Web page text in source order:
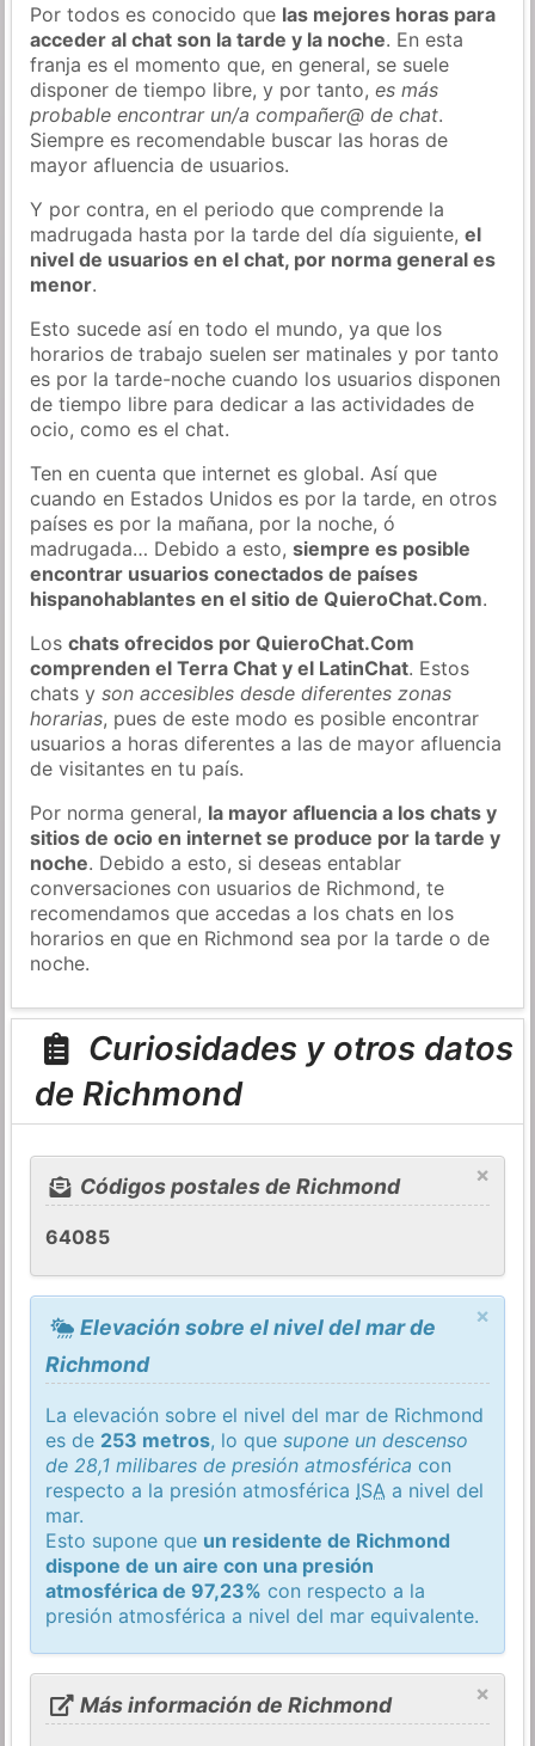
Por todos es conocido que las mejores horas para
acceder al chat son la tarde y la noche. En esta
franja es el momento que, en general, se suele
disponer de tiempo libre, y por tanto,es más
probable encontrar un/a compañer@ de chat.
Siempre es recomendable buscar las horas de
mayor afluencia de usuarios.
Y por contra, en el periodo que comprende la
madrugada hasta por la tarde del día siguiente,el
nivel de usuarios en el chat, por norma general es
menor.
Esto sucede así en todo el mundo, ya que los
horarios de trabajo suelen ser matinales y por tanto
es por la tarde-noche cuando los usuarios disponen
de tiempo libre para dedicar a las actividades de
ocio, como es el chat.
Ten en cuenta que internet es global. Así que
cuando en Estados Unidos es por la tarde, en otros
países es por la mañana, por la noche, ó
madrugada… Debido a esto,siempre es posible
encontrar usuarios conectados de países
hispanohablantes en el sitio de QuieroChat.Com.
Loschats ofrecidos por QuieroChat.Com
comprenden el Terra Chat y el LatinChat. Estos
chats yson accesibles desde diferentes zonas
horarias, pues de este modo es posible encontrar
usuarios a horas diferentes a las de mayor afluencia
de visitantes en tu país.
Por norma general, la mayor afluencia a los chats y
sitios de ocio en internet se produce por la tarde y
noche. Debido a esto, si deseas entablar
conversaciones con usuarios de Richmond, te
recomendamos que accedas a los chats en los
horarios en que en Richmond sea por la tarde o de
noche.
Curiosidades y otros datos
de Richmond
×
Códigos postales de Richmond
64085
×
Elevación sobre el nivel del mar de
Richmond
La elevación sobre el nivel del mar de Richmond
es de 253 metros, lo quesupone un descenso
de 28,1 milibares de presión atmosférica con
respecto a la presión atmosférica ISA a nivel del
mar.
Esto supone que un residente de Richmond
dispone de un aire con una presión
atmosférica de 97,23% con respecto a la
presión atmosférica a nivel del mar equivalente.
×
Más información de Richmond